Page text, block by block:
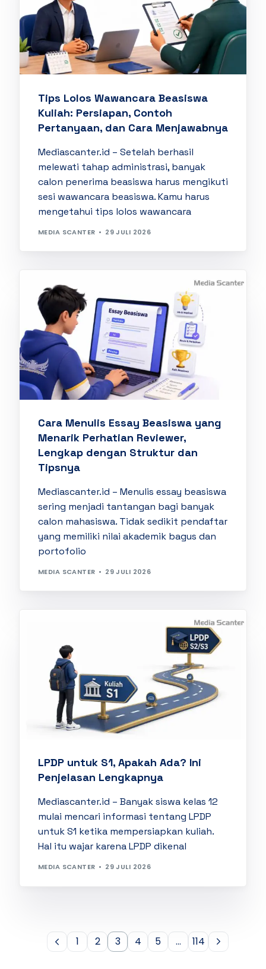
Tips Lolos Wawancara Beasiswa
Kuliah: Persiapan, Contoh
Pertanyaan, dan Cara Menjawabnya
Mediascanter.id – Setelah berhasil
melewati tahap administrasi, banyak
calon penerima beasiswa harus mengikuti
sesi wawancara beasiswa. Kamu harus
mengetahui tips lolos wawancara
MEDIA SCANTER 29 JULI 2026
Cara Menulis Essay Beasiswa yang
Menarik Perhatian Reviewer,
Lengkap dengan Struktur dan
Tipsnya
Mediascanter.id – Menulis essay beasiswa
sering menjadi tantangan bagi banyak
calon mahasiswa. Tidak sedikit pendaftar
yang memiliki nilai akademik bagus dan
portofolio
MEDIA SCANTER 29 JULI 2026
LPDP untuk S1, Apakah Ada? Ini
Penjelasan Lengkapnya
Mediascanter.id – Banyak siswa kelas 12
mulai mencari informasi tentang LPDP
untuk S1 ketika mempersiapkan kuliah.
Hal itu wajar karena LPDP dikenal
MEDIA SCANTER 29 JULI 2026
1 2 3 4 5 … 114